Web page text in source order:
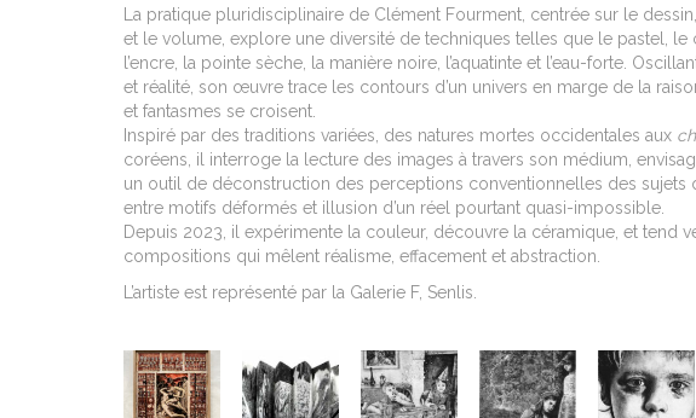
La pratique pluridisciplinaire de Clément Fourment, centrée sur le
et le volume, explore une diversité de techniques telles que le pastel, le
l’encre, la pointe sèche, la manière noire, l’aquatinte et l’eau-forte.
et réalité, son œuvre trace les contours d’un univers en marge de la
et fantasmes se croisent.
Inspiré par des traditions variées, des natures mortes occidentales aux
coréens, il interroge la lecture des images à travers son médium,
un outil de déconstruction des perceptions conventionnelles des sujets
entre motifs déformés et illusion d’un réel pourtant quasi-impossible.
Depuis 2023, il expérimente la couleur, découvre la céramique, et tend
compositions qui mêlent réalisme, effacement et abstraction.
L’artiste est représenté par la Galerie F, Senlis.